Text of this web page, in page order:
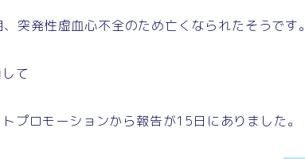
突発性虚血心不全のため亡くなられたそうです。
て
プロモーションから報告が15日にありました。